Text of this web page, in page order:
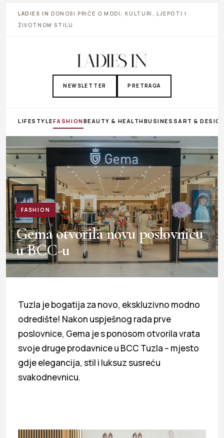
LADIES IN DONOSI PRIČE O MODI, KULTURI, LJEPOTI I
ŽIVOTNOM STILU
NEWSLETTER PRETRAGA
LIFESTYLEFASHIONBEAUTY & HEALTHBUSINESS ART &
FASHION
Gema otvorila novu poslovnicu
u BCC-u
Tuzla je bogatija za novo, ekskluzivno modno
odredište! Nakon uspješnog rada prve
poslovnice, Gema je s ponosom otvorila vrata
svoje druge prodavnice u BCC Tuzla – mjesto
gdje elegancija, stil i luksuz susreću
svakodnevnicu.